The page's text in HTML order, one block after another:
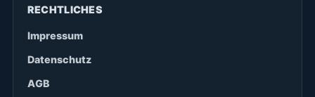
RECHTLICHES
Impressum
Datenschutz
AGB